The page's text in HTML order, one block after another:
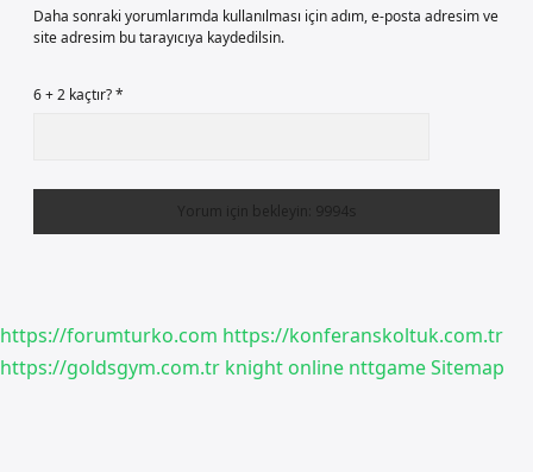
Daha sonraki yorumlarımda kullanılması için adım, e-posta adresim ve
site adresim bu tarayıcıya kaydedilsin.
6 + 2 kaçtır?*
https://forumturko.com https://konferanskoltuk.com.tr
https://goldsgym.com.tr knight online nttgameSitemap